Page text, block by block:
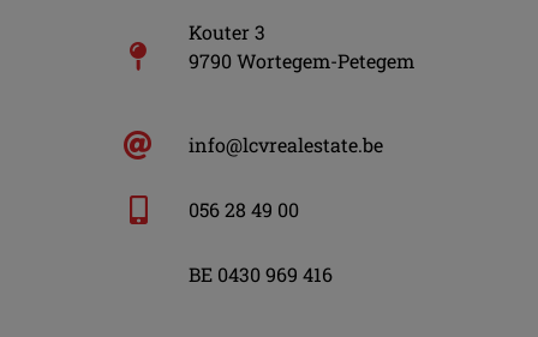
Kouter 3
9790 Wortegem-Petegem
info@lcvrealestate.be
056 28 49 00
BE 0430 969 416